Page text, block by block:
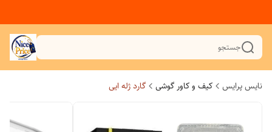
جستجو
نایس پرایس کیف و کاور گوشی گارد ژله ایی